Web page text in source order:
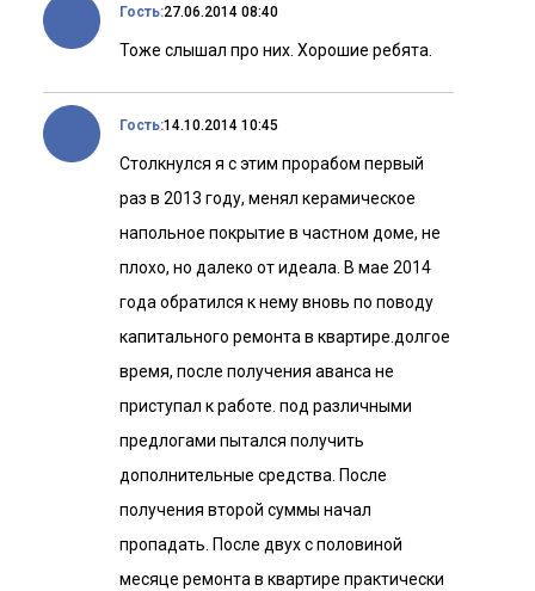
Гость:27.06.2014 08:40
Тоже слышал про них. Хорошие ребята.
Гость:14.10.2014 10:45
Столкнулся я с этим прорабом первый
раз в 2013 году, менял керамическое
напольное покрытие в частном доме, не
плохо, но далеко от идеала. В мае 2014
года обратился к нему вновь по поводу
капитального ремонта в квартире.долгое
время, после получения аванса не
приступал к работе. под различными
предлогами пытался получить
дополнительные средства. После
получения второй суммы начал
пропадать. После двух с половиной
месяце ремонта в квартире практически